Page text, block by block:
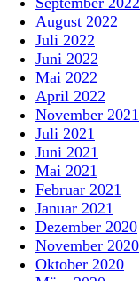
August 2022
Juli 2022
Juni 2022
Mai 2022
April 2022
November 2021
Juli 2021
Juni 2021
Mai 2021
Februar 2021
Januar 2021
Dezember 2020
November 2020
Oktober 2020